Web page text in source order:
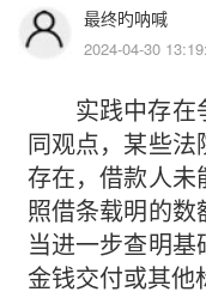
最终旳呐喊
2024-04-30
实践中存在争
同观点，某些
存在，借款人未
照借条载明的数
当进一步查明基
金钱交付或其他